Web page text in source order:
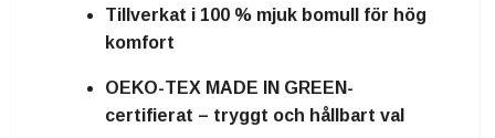
Tillverkat i 100 % mjuk bomull för hög
komfort
OEKO-TEX MADE IN GREEN-
certifierat – tryggt och hållbart val